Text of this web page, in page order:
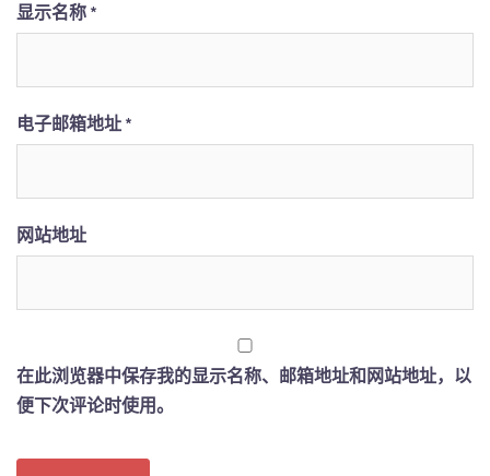
显示名称 *
电子邮箱地址 *
网站地址
在此浏览器中保存我的显示名称、邮箱地址和网站地址，以
便下次评论时使用。